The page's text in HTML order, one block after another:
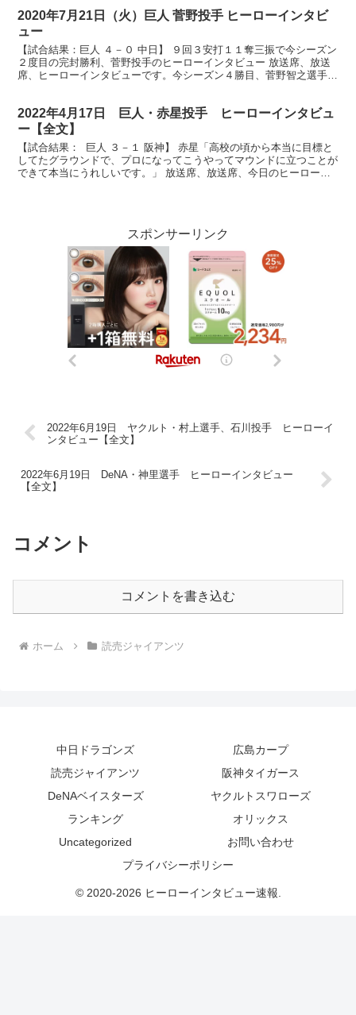
2020年7月21日（火）巨人 菅野投手 ヒーローインタビ
ュー
【試合結果：巨人 ４－０ 中日】 ９回３安打１１奪三振で今シーズン
２度目の完封勝利、菅野投手のヒーローインタビュー 放送席、放送
席、ヒーローインタビューです。今シーズン４勝目、菅野智之選手で
2022年4月17日 巨人・赤星投手 ヒーローインタビュ
ー【全文】
【試合結果： 巨人 ３－１ 阪神】 赤星「高校の頃から本当に目標と
してたグラウンドで、プロになってこうやってマウンドに立つことが
できて本当にうれしいです。」 放送席、放送席、今日のヒーローは
スポンサーリンク
2022年6月19日 ヤクルト・村上選手、石川投手 ヒーローイ
ンタビュー【全文】
2022年6月19日 DeNA・神里選手 ヒーローインタビュー
【全文】
コメント
コメントを書き込む
ホーム 読売ジャイアンツ
中日ドラゴンズ
広島カープ
読売ジャイアンツ
阪神タイガース
DeNAベイスターズ
ヤクルトスワローズ
ランキング
オリックス
Uncategorized
お問い合わせ
プライバシーポリシー
© 2020-2026 ヒーローインタビュー速報.